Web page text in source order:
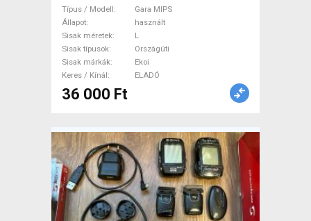
Fekete, L-es méret (59-61
cm) Gara MIPS Sisak / Sapka
Országúti L használt ELADÓ
Típus / Modell
Gara MIPS
Állapot
használt
Sisak méretek
L
Sisak típusok
Országúti
Sisak márkák
Ekoi
Keres / Kínál
ELADÓ
36 000 Ft